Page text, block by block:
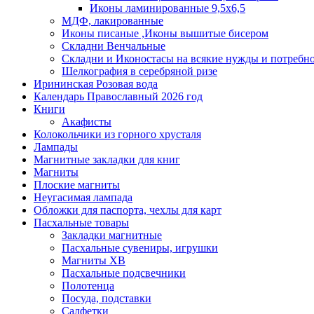
Иконы ламинированные 9,5х6,5
МДФ, лакированные
Иконы писаные ,Иконы вышитые бисером
Складни Венчальные
Складни и Иконостасы на всякие нужды и
Шелкография в серебряной ризе
Ирининская Розовая вода
Календарь Православный 2026 год
Книги
Акафисты
Колокольчики из горного хрусталя
Лампады
Магнитные закладки для книг
Магниты
Плоские магниты
Неугасимая лампада
Обложки для паспорта, чехлы для карт
Пасхальные товары
Закладки магнитные
Пасхальные сувениры, игрушки
Магниты ХВ
Пасхальные подсвечники
Полотенца
Посуда, подставки
Салфетки